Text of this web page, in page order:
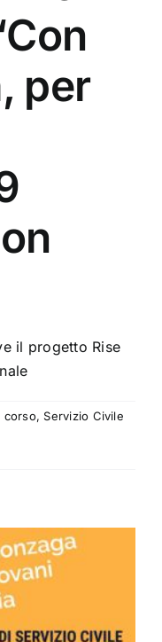
per
il progetto Rise
corso,Servizio Civile